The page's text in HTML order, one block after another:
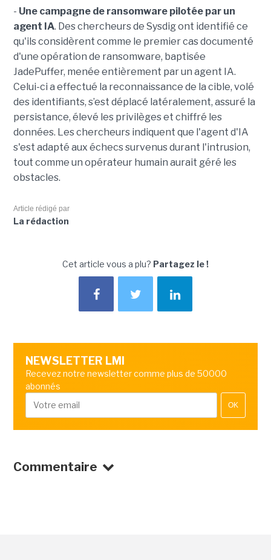
- Une campagne de ransomware pilotée par un
agent IA. Des chercheurs de Sysdig ont identifié ce
qu'ils considèrent comme le premier cas documenté
d'une opération de ransomware, baptisée
JadePuffer, menée entièrement par un agent IA.
Celui-ci a effectué la reconnaissance de la cible, volé
des identifiants, s’est déplacé latéralement, assuré la
persistance, élevé les privilèges et chiffré les
données. Les chercheurs indiquent que l'agent d'IA
s'est adapté aux échecs survenus durant l'intrusion,
tout comme un opérateur humain aurait géré les
obstacles.
Article rédigé par
La rédaction
Cet article vous a plu? Partagez le !
NEWSLETTER LMI
Recevez notre newsletter comme plus de 50000
abonnés
OK
Commentaire